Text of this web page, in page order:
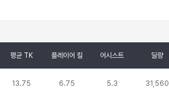
평균 TK 플레이어 킬 어시스트 딜량
13.75 6.75 5.3 31,560